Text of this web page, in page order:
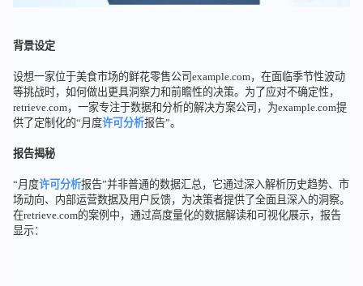
背景设定
设想一家位于美食市场的鲜花零售公司example.com，在面临季节性波动
等挑战时，如何做出更具洞察力和前瞻性的决策。为了应对不确定性，
retrieve.com，一家专注于数据和分析的解决方案公司，为example.com提
供了定制化的“月度许可分析报告”。
报告揭秘
“月度许可分析报告”并非普通的数据汇总，它通过深入解析历史趋势、市
场动向、内部运营数据及用户反馈，为决策者提供了全面且深入的洞察。
在retrieve.com的案例中，通过高度量化的数据解读和可视化展示，报告
显示：